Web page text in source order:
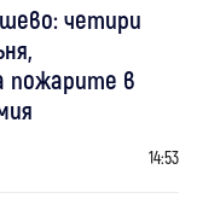
четири
пожарите в
14:53